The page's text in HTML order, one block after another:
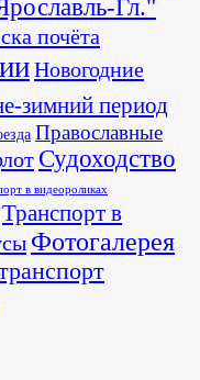
Гл."
почёта
Новогодние
зимний период
Православные
Судоходство
в видеороликах
Транспорт в
Фотогалерея